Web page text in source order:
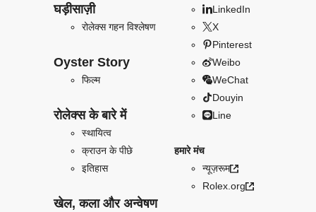
घड़ीसाज़ी
रोलेक्स गहन विश्लेषण
Oyster Story
फिल्म
रोलेक्स के बारे में
स्थायित्व
क्राउन के पीछे
इतिहास
खेल, कला और अन्वेषण
LinkedIn
X
Pinterest
Weibo
WeChat
Douyin
Line
हमारे मंच
न्यूज़रूम
Rolex.org